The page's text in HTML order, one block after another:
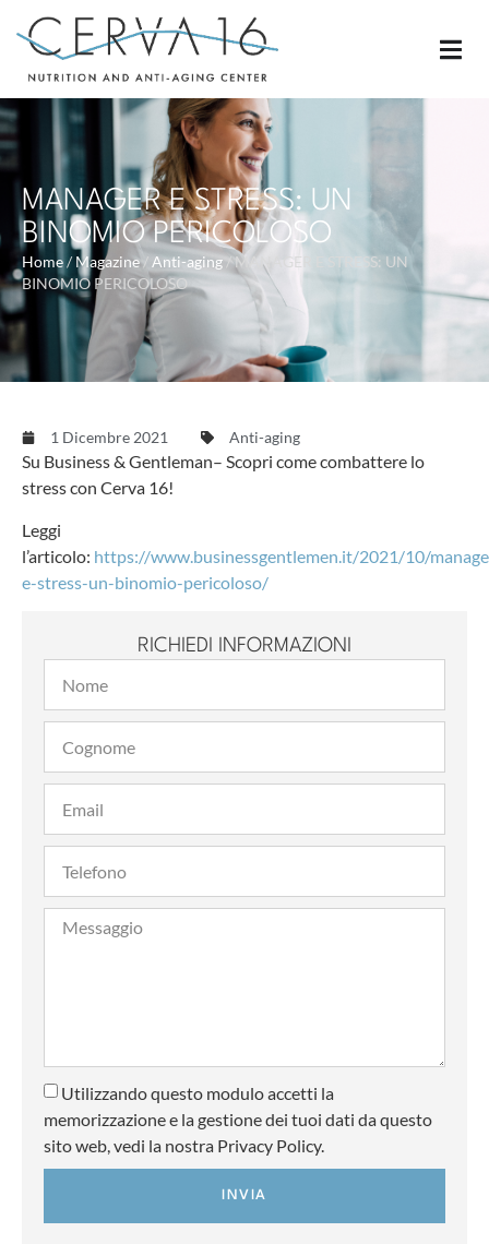
MANAGER E STRESS: UN
BINOMIO PERICOLOSO
Home/Magazine/Anti-aging /MANAGER E STRESS: UN
BINOMIO PERICOLOSO
1 Dicembre 2021 Anti-aging
Su Business & Gentleman– Scopri come combattere lo
stress con Cerva 16!
Leggi
l’articolo: https://www.businessgentlemen.it/2021/10/
e-stress-un-binomio-pericoloso/
RICHIEDI INFORMAZIONI
Utilizzando questo modulo accetti la
memorizzazione e la gestione dei tuoi dati da questo
sito web, vedi la nostra Privacy Policy.
INVIA